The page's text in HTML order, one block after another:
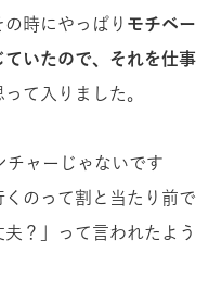
時にやっぱり モチベー
いたので、それを仕事
て入りました。
ャーじゃないです
のって割と当たり前で
？」って言われたよう